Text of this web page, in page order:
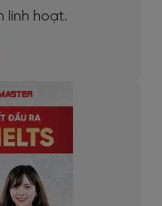
linh hoạt.